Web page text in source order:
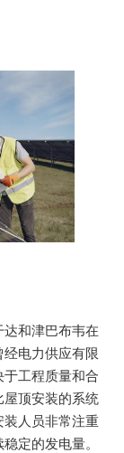
和津巴布韦在
电力供应有限
工程质量和合
顶安装的系统
人员非常注重
定的发电量。